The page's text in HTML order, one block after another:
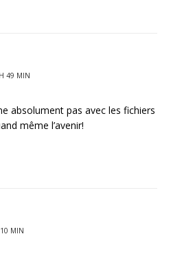
49 MIN
absolument pas avec les fichiers
même l’avenir!
MIN